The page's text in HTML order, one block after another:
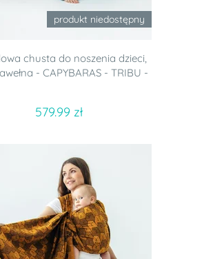
produkt niedostępny
chusta do noszenia dzieci,
- CAPYBARAS - TRIBU -
579.99 zł